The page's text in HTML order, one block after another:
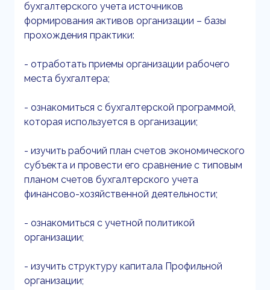
бухгалтерского учета источников
формирования активов организации – базы
прохождения практики:
- отработать приемы организации рабочего
места бухгалтера;
- ознакомиться с бухгалтерской программой,
которая используется в организации;
- изучить рабочий план счетов экономического
субъекта и провести его сравнение с типовым
планом счетов бухгалтерского учета
финансово-хозяйственной деятельности;
- ознакомиться с учетной политикой
организации;
- изучить структуру капитала Профильной
организации;